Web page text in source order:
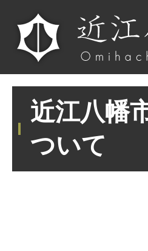
近江八幡
ついて